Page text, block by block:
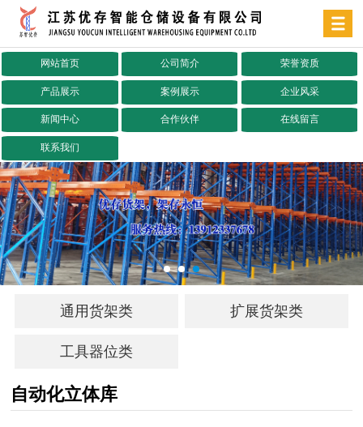
网站首页 公司简介 荣誉资质
产品展示 案例展示 企业风采
新闻中心 合作伙伴 在线留言
联系我们
通用货架类 扩展货架类
工具器位类
自动化立体库